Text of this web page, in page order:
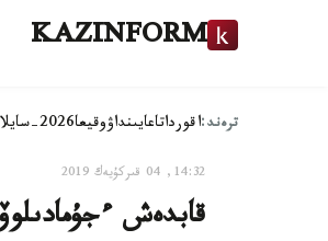
KAZINFORM
ترەند:اقورداتاعايىنداۋوقيعا2026-سايلاۋ
14:32, 04 قىركۇيەك 2019
قابدەش